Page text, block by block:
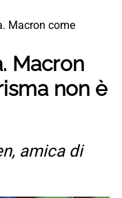
Macron come
Macron
non è
amica di